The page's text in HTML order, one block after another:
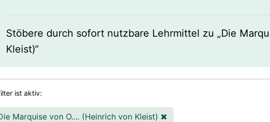
Stöbere durch sofort nutzbare Lehrmittel zu „Die
Kleist)“
ist aktiv:
Marquise von O.... (Heinrich von Kleist)